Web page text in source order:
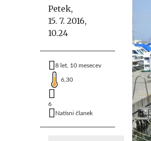
Petek,
15. 7. 2016,
10.24
8 let, 10 mesecev
6,30
6
Natisni članek